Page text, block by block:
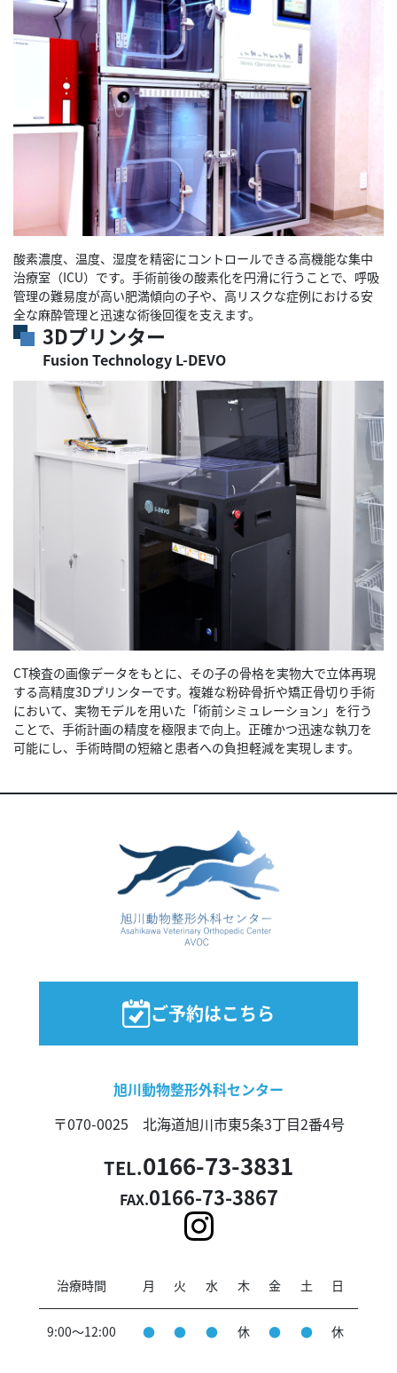
酸素濃度、温度、湿度を精密にコントロールできる高機能な集中
治療室（ICU）です。手術前後の酸素化を円滑に行うことで、呼吸
管理の難易度が高い肥満傾向の子や、高リスクな症例における安
全な麻酔管理と迅速な術後回復を支えます。
3Dプリンター
Fusion Technology L-DEVO
CT検査の画像データをもとに、その子の骨格を実物大で立体再現
する高精度3Dプリンターです。複雑な粉砕骨折や矯正骨切り手術
において、実物モデルを用いた「術前シミュレーション」を行う
ことで、手術計画の精度を極限まで向上。正確かつ迅速な執刀を
可能にし、手術時間の短縮と患者への負担軽減を実現します。
ご予約はこちら
旭川動物整形外科センター
〒070-0025 北海道旭川市東5条3丁目2番4号
TEL.0166-73-3831
FAX.0166-73-3867
治療時間 月 火 水 木 金 土 日
9:00～12:00 ● ● ● 休 ● ● 休